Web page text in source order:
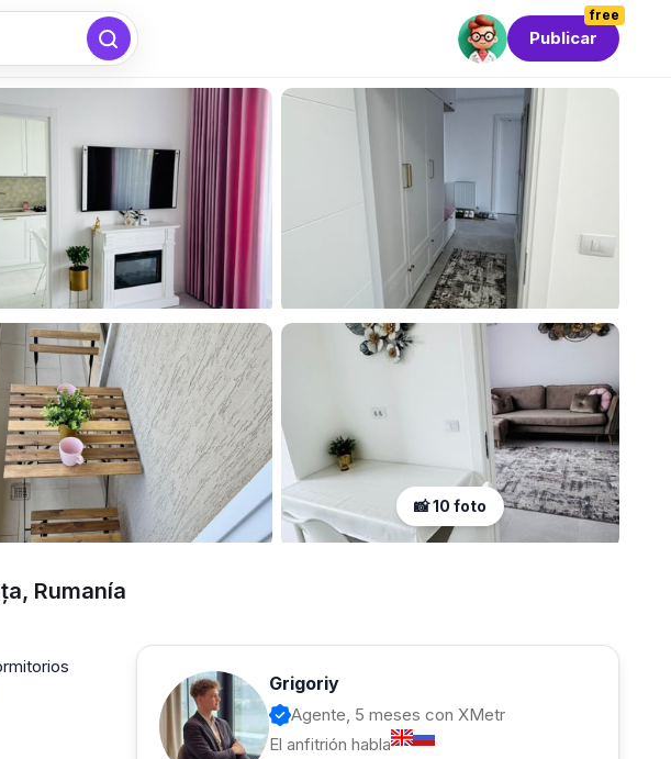
free
Publicar
📸 10 foto
Rumanía
Grigoriy
Agente, 5 meses con XMetr
El anfitrión habla